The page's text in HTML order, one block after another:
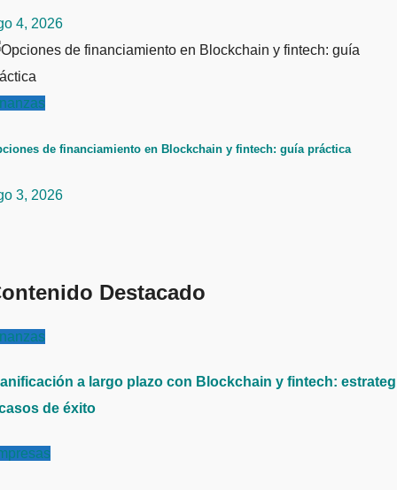
4, 2026
de financiamiento en Blockchain y fintech: guía práctica
3, 2026
Destacado
a largo plazo con Blockchain y fintech:
de éxito